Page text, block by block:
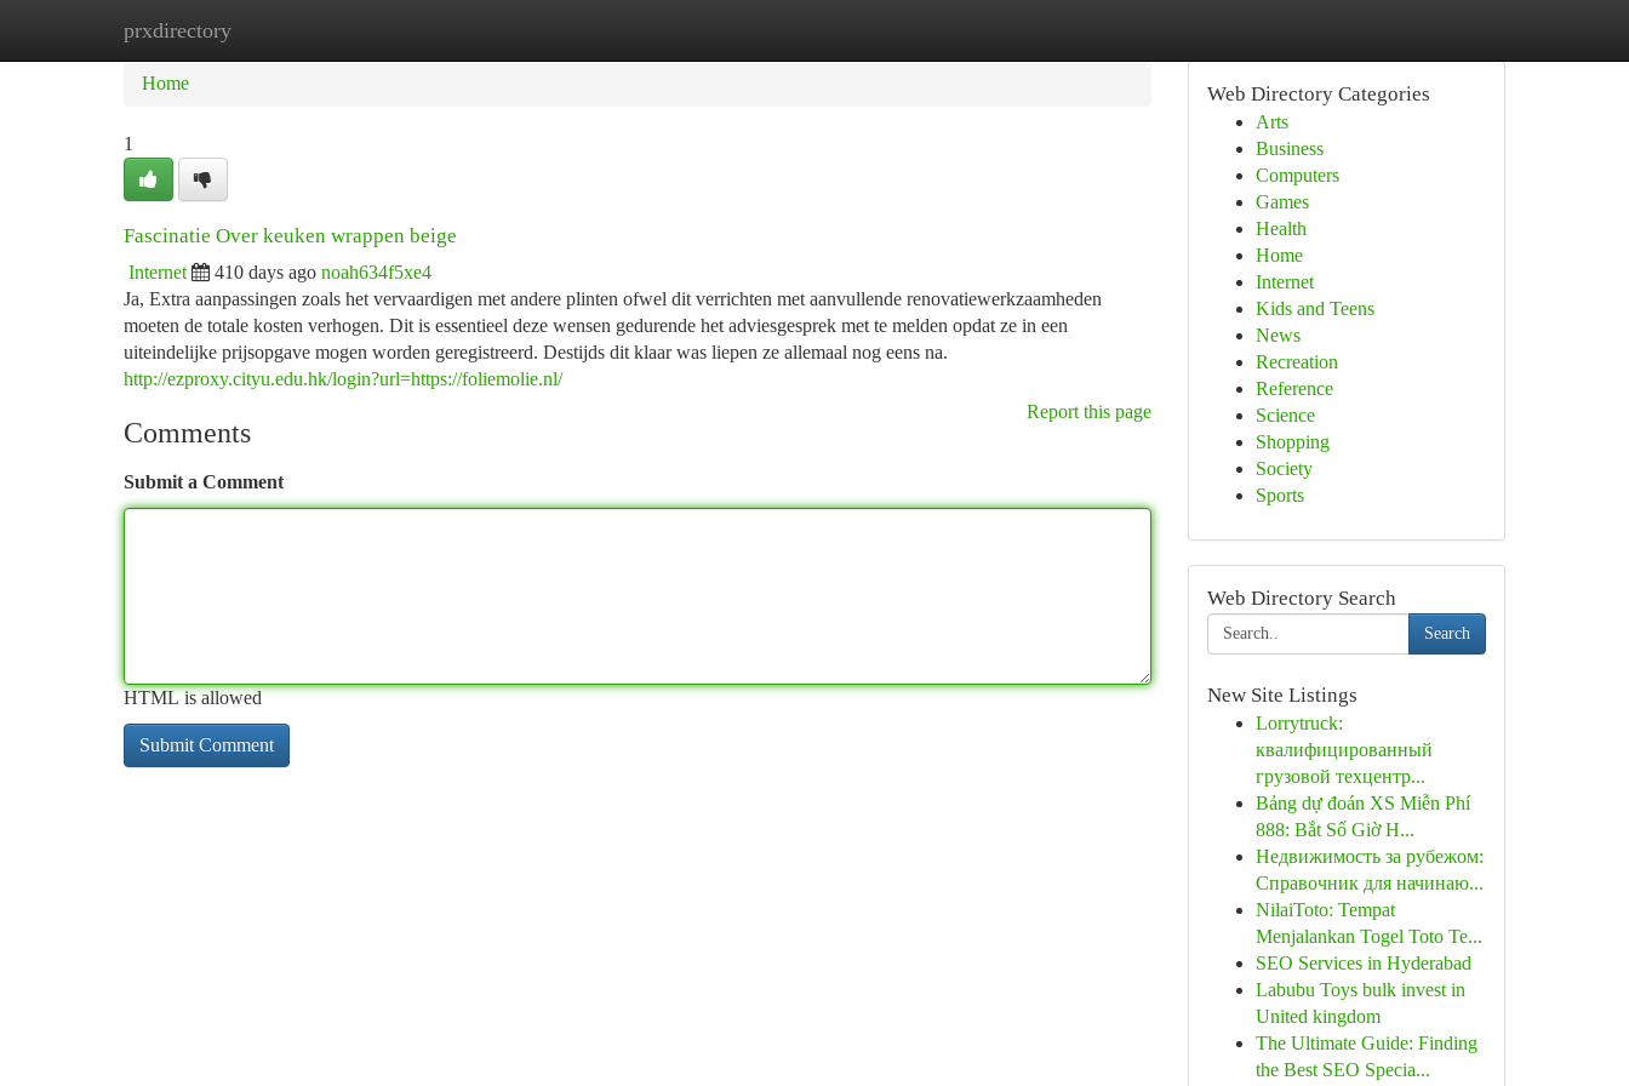
prxdirectory
Home
Home
1
Fascinatie Over keuken wrappen beige
Internet 410 days ago noah634f5xe4
Ja, Extra aanpassingen zoals het vervaardigen met andere plinten ofwel dit verrichten met aanvullende renovatiewerkzaamheden
moeten de totale kosten verhogen. Dit is essentieel deze wensen gedurende het adviesgesprek met te melden opdat ze in een
uiteindelijke prijsopgave mogen worden geregistreerd. Destijds dit klaar was liepen ze allemaal nog eens na.
http://ezproxy.cityu.edu.hk/login?url=https://foliemolie.nl/
Report this page
Comments
Submit a Comment
HTML is allowed
Web Directory Categories
Arts
Business
Computers
Games
Health
Home
Internet
Kids and Teens
News
Recreation
Reference
Science
Shopping
Society
Sports
Web Directory Search
Search
New Site Listings
Lorrytruck:
квалифицированный
грузовой техцентр...
Bảng dự đoán XS Miễn Phí
888: Bắt Số Giờ H...
Недвижимость за рубежом:
Справочник для начинаю...
NilaiToto: Tempat
Menjalankan Togel Toto Te...
SEO Services in Hyderabad
Labubu Toys bulk invest in
United kingdom
The Ultimate Guide: Finding
the Best SEO Specia...